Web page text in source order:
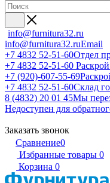
info@furnitura32.ru
info@furnitura32.ruEmail
+7 4832 52-51-60Отдел
+7 4832 52-51-60
+7 (920)-607-55-69
+7 4832 52-51-60Склад
8 (4832) 20 01 45Мы
Недоступен для
Заказать звонок
Сравнение0
Избранные товары 0
Корзина 0